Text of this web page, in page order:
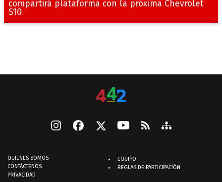
compartirá plataforma con la próxima Chevrolet
S10
QUIENES SOMOS
CONTÁCTENOS
PRIVACIDAD
EQUIPO
REGLAS DE PARTICIPACIÓN